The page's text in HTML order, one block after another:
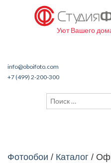
Уют Вашего
info@oboifoto.com
+7 (499) 2-200-300
Фотообои / Каталог /